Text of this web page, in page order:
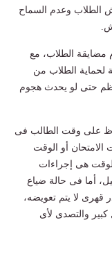
الطلاب وعدم السماح
الطلاب، مع
لحماية الطلاب من
حتى لو يحدث هجوم
على وقت الطالب فى
أو الوقت
هى إجراءات
أما فى حالة ضياع
لا يتم تعويضه،
والتصدى لأى